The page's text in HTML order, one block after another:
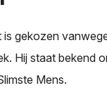
gekozen
Hij staat bekend
Mens.